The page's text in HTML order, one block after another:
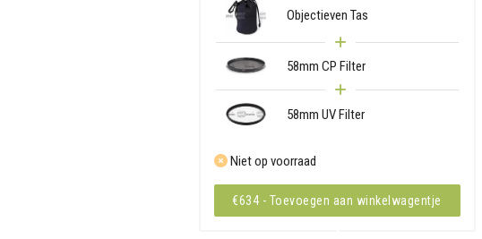
Objectieven Tas
58mm CP Filter
58mm UV Filter
Niet op voorraad
€634 - Toevoegen aan winkelwagentje